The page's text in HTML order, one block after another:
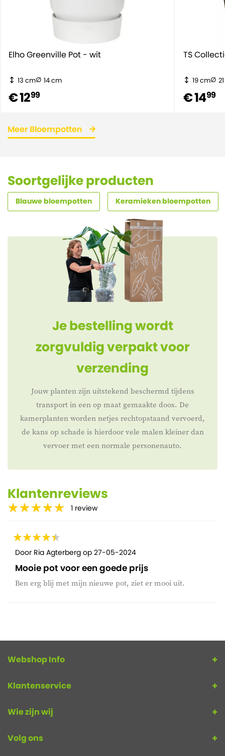
Elho Greenville Pot - wit
13 cm 14 cm
€ 1299
TS
19 cm
€ 1499
Meer Bloempotten
Soortgelijke producten
Blauwe bloempotten Keramieken bloempotten
Je bestelling wordt
zorgvuldig verpakt voor
verzending
Jouw planten zijn uitstekend beschermd tijdens
transport in een op maat gemaakte doos. De
kamerplanten worden netjes rechtopstaand vervoerd,
de kans op schade is hierdoor vele malen kleiner dan
vervoer met een normale personenauto.
Klantenreviews
1 review
Door Ria Agterberg op 27-05-2024
Mooie pot voor een goede prijs
Ben erg blij met mijn nieuwe pot, ziet er mooi uit.
Webshop Info
Klantenservice
Wie zijn wij
Volg ons